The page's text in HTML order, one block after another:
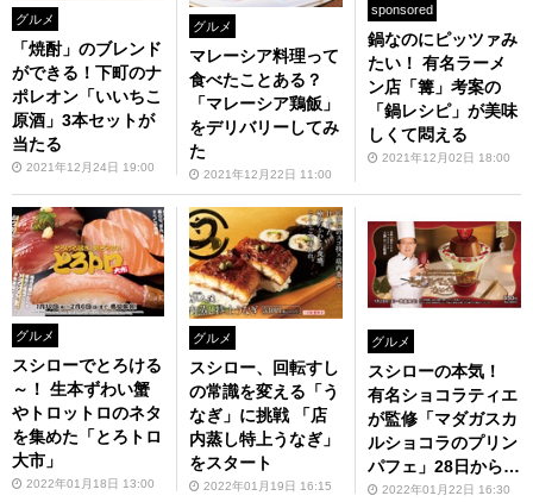
グルメ
「焼酎」のブレンド
ができる！下町のナ
ポレオン「いいちこ
原酒」3本セットが
当たる
2021年12月24日 19:00
グルメ
マレーシア料理って
食べたことある？
「マレーシア鶏飯」
をデリバリーしてみ
た
2021年12月22日 11:00
sponsored
鍋なのにピッツァみ
たい！ 有名ラーメ
ン店「篝」考案の
「鍋レシピ」が美味
しくて悶える
2021年12月02日 18:00
グルメ
スシローでとろける
～！ 生本ずわい蟹
やトロットロのネタ
を集めた「とろトロ
大市」
2022年01月18日 13:00
グルメ
スシロー、回転すし
の常識を変える「う
なぎ」に挑戦 「店
内蒸し特上うなぎ」
をスタート
2022年01月19日 16:15
グルメ
スシローの本気！
有名ショコラティエ
が監修「マダガスカ
ルショコラのプリン
パフェ」28日から登
場2022年01月22日 16:30